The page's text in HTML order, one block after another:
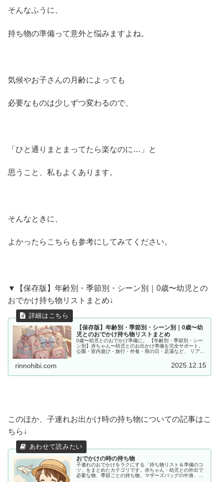
そんなふうに、
持ち物の準備って意外と悩みますよね。
気候やお子さんの月齢によっても
必要なものは少しずつ変わるので、
「ひと通りまとまってたら楽なのに…」と
思うこと、私もよくあります。
そんなときに、
よかったらこちらも参考にしてみてください。
▼【保存版】年齢別・季節別・シーン別｜0歳〜幼児との
おでかけ持ち物リストまとめ↓
【保存版】年齢別・季節別・シーン別｜0歳〜幼
児とのおでかけ持ち物リストまとめ
0歳〜幼児とのおでかけ準備に。 【年齢別・季節別・シー
ン別】赤ちゃん〜幼児とのお出かけ準備を完全サポート。
公園・室内遊び・旅行・外食・雨の日・足湯など、 リアル
rinnohibi.com 2025.12.15
このほか、子連れお出かけ時の持ち物についての記事はこ
ちら↓
おでかけの時の持ち物
子連れのおでかけをラクにする「持ち物リスト＆準備のコ
ツ」をまとめたカテゴリです。赤ちゃん・幼児との外出で
必要な物、季節ごとの持ち物、マザーズバッグの中身、あ